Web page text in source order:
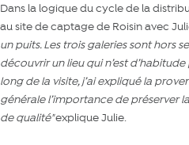
Dans la logique du cycle de la
au site de captage de Roisin avec
un puits. Les trois galeries sont hors
découvrir un lieu qui n’est
long de la visite, j’ai expliqué la
générale l’importance de préserver
de qualité"explique Julie.